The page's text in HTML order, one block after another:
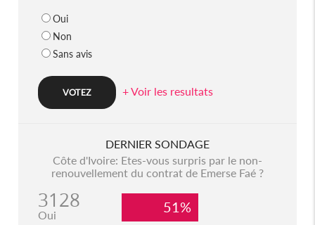
Oui
Non
Sans avis
+ Voir les resultats
DERNIER SONDAGE
Côte d'Ivoire: Etes-vous surpris par le non-
renouvellement du contrat de Emerse Faé ?
3128
Oui 51%